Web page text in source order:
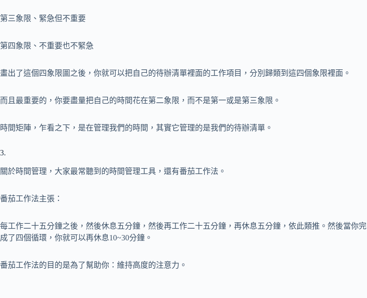
第三象限、緊急但不重要
第四象限、不重要也不緊急
畫出了這個四象限圖之後，你就可以把自己的待辦清單裡面的工作項目，分別歸類到這四個象限裡面。
而且最重要的，你要盡量把自己的時間花在第二象限，而不是第一或是第三象限。
時間矩陣，乍看之下，是在管理我們的時間，其實它管理的是我們的待辦清單。
3.
關於時間管理，大家最常聽到的時間管理工具，還有番茄工作法。
番茄工作法主張：
每工作二十五分鐘之後，然後休息五分鐘，然後再工作二十五分鐘，再休息五分鐘，依此類推。然後當你完
成了四個循環，你就可以再休息10~30分鐘。
番茄工作法的目的是為了幫助你：維持高度的注意力。